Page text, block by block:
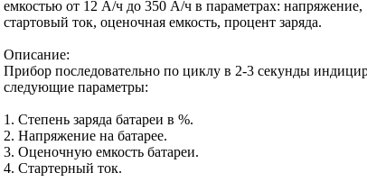
емкостью от 12 А/ч до 350 А/ч в параметрах: напряжение,
стартовый ток, оценочная емкость, процент заряда.
Описание:
Прибор последовательно по циклу в 2-3 секунды
следующие параметры:
1. Степень заряда батареи в %.
2. Напряжение на батарее.
3. Оценочную емкость батареи.
4. Стартерный ток.